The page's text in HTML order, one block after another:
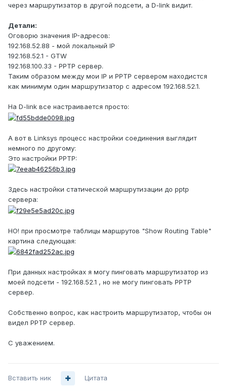
через маршрутизатор в другой подсети, а D-link видит.
Детали:
Оговорю значения IP-адресов:
192.168.52.88 - мой локальный IP
192.168.52.1 - GTW
192.168.100.33 - PPTP сервер.
Таким образом между мои IP и PPTP сервером находистся
как минимум один маршрутизатор с адресом 192.168.52.1.
На D-link все настраивается просто:
А вот в Linksys процесс настройки соединения выглядит
немного по другому:
Это настройки PPTP:
Здесь настройки статической маршрутизации до pptp
сервера:
НО! при просмотре таблицы маршрутов "Show Routing Table"
картина следующая:
При данных настройках я могу пинговать маршрутизатор из
моей подсети - 192.168.52.1 , но не могу пинговать PPTP
сервер.
Собственно вопрос, как настроить маршрутизатор, чтобы он
видел PPTP сервер.
С уважением.
Вставить ник Цитата